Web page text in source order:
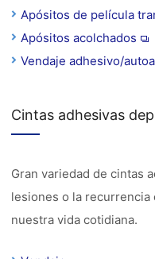
Apósitos de película
Apósitos acolchados
Vendaje adhesivo/
Cintas adhesivas
Gran variedad de cintas
lesiones o la recurrencia
nuestra vida cotidiana.